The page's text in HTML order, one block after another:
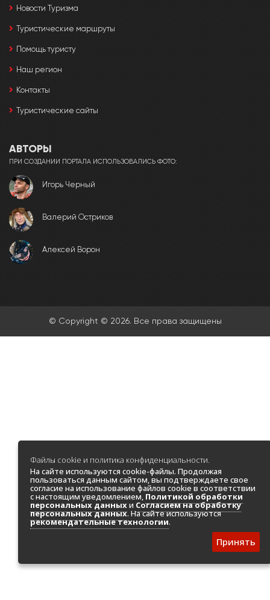
Новости Туризма
Туристические маршруты
Помощь туристу
Наш регион
Контакты
Туристические сайты
АВТОРЫ
ПРИ СОЗДАНИИ ПОРТАЛА ИСПОЛЬЗОВАЛИСЬ ФОТО:
Игорь Черный
Валерий Остриков
Алексей Ворон
© Copyright © 2026. Все права защищены
Файлы cookie и политика конфиденциальности.
На сайте используются cookie-файлы. Продолжая
пользоваться данным сайтом, вы подтверждаете свое
согласие на использование файлов cookie в соответствии
с настоящим уведомлением, Политикой обработки
персональных данныхи Согласием на обработку
персональных данных. На сайте используются
рекомендательные технологии.
Принять